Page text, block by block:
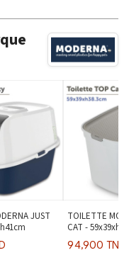
JUST
TOILETTE
CAT -
94,900 TND